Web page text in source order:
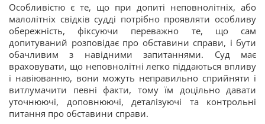
Особливістю є те, що при допиті неповнолітніх, або
малолітніх свідків судді потрібно проявляти особливу
обережність, фіксуючи переважно те, що сам
допитуваний розповідає про обставини справи, і бути
обачливим з навідними запитаннями. Суд має
враховувати, що неповнолітні легко піддаються впливу
і навіюванню, вони можуть неправильно сприйняти і
витлумачити певні факти, тому їм доцільно давати
уточнюючі, доповнюючі, деталізуючі та контрольні
питання про обставини справи.